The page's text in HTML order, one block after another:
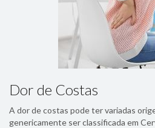
Dor de Costas
A dor de costas pode ter variadas
genericamente ser classificada em